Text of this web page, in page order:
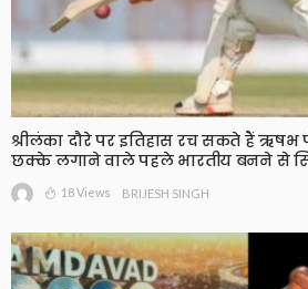
श्रीलंका दौरे पर इतिहास रच सकते हैं ऋषभ
छक्के लगाने वाले पहले भारतीय बनने से
18 Views BRIJESH SINGH